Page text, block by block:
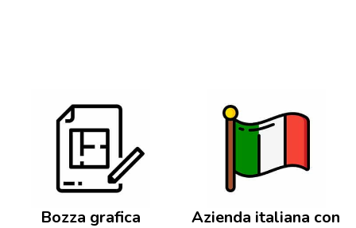
Bozza grafica
Azienda italiana con